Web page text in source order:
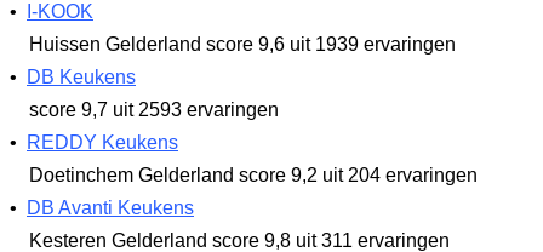
•
I-KOOK
Huissen Gelderland score 9,6 uit 1939 ervaringen
•
DB Keukens
score 9,7 uit 2593 ervaringen
•
REDDY Keukens
Doetinchem Gelderland score 9,2 uit 204 ervaringen
•
DB Avanti Keukens
Kesteren Gelderland score 9,8 uit 311 ervaringen